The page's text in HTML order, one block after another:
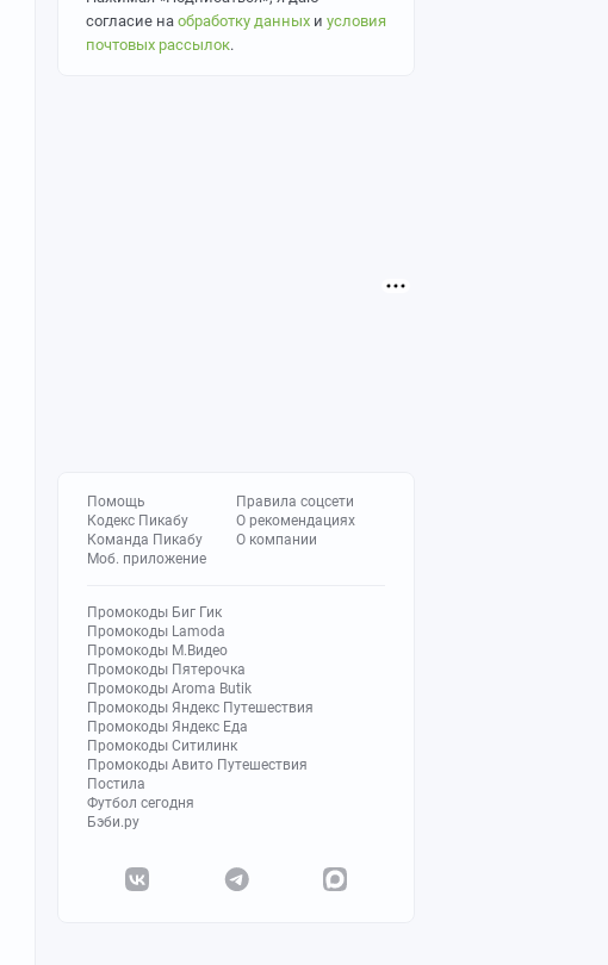
согласие на обработку данных и условия
почтовых рассылок.
Помощь
Кодекс Пикабу
Команда Пикабу
Моб. приложение
Правила соцсети
О рекомендациях
О компании
Промокоды Биг Гик
Промокоды Lamoda
Промокоды М.Видео
Промокоды Пятерочка
Промокоды Aroma Butik
Промокоды Яндекс Путешествия
Промокоды Яндекс Еда
Промокоды Ситилинк
Промокоды Авито Путешествия
Постила
Футбол сегодня
Бэби.ру